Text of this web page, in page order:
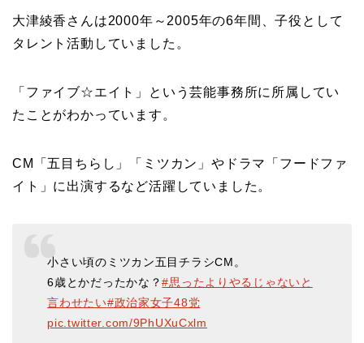
大津綾香さんは2000年～2005年の6年間、子役として
タレント活動していました。
「ファイブ☆エイト」という芸能事務所に所属してい
たことがわかっています。
CM「五目ちらし」「ミツカン」やドラマ「フードファ
イト」に出演するなど活躍していました。
小さい頃のミツカン五目チラシCM。
6歳とかだったかな？#思ったよりやるじゃないと
言わせたい#政治家女子48党
pic.twitter.com/9PhUXuCxlm